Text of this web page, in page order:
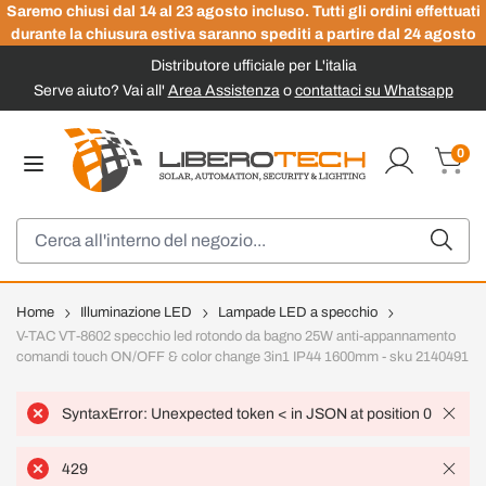
Saremo chiusi dal 14 al 23 agosto incluso. Tutti gli ordini effettuati
durante la chiusura estiva saranno spediti a partire dal 24 agosto
Distributore ufficiale per L'italia
Serve aiuto? Vai all' Area Assistenzao contattaci su Whatsapp
0
Home Illuminazione LED
Lampade LED a specchio
V-TAC VT-8602 specchio led rotondo da bagno 25W anti-appannamento
comandi touch ON/OFF & color change 3in1 IP44 1600mm - sku 2140491
SyntaxError: Unexpected token < in JSON at position 0
429